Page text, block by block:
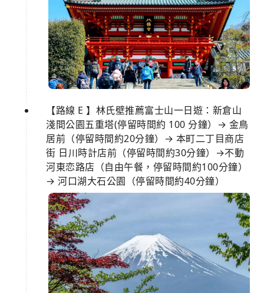
【路線 E 】林氏壁推薦富士山一日遊：新倉山
淺間公園五重塔(停留時間約 100 分鐘）→ 金鳥
居前（停留時間約20分鐘）→ 本町二丁目商店
街 日川時計店前（停留時間約30分鐘）→不動
河東恋路店（自由午餐，停留時間約100分鐘）
→ 河口湖大石公園（停留時間約40分鐘）